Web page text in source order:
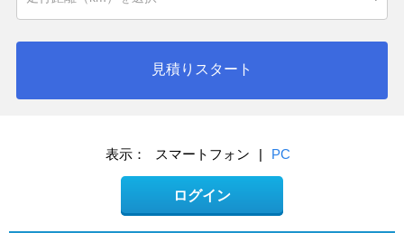
見積りスタート
表示： スマートフォン | PC
ログイン